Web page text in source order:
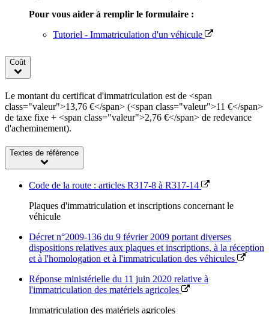
Pour vous aider à remplir le formulaire :
Tutoriel - Immatriculation d'un véhicule
Coût
Le montant du certificat d'immatriculation est de <span
class="valeur">13,76 €</span> (<span class="valeur">11 €</span>
de taxe fixe + <span class="valeur">2,76 €</span> de redevance
d'acheminement).
Textes de référence
Code de la route : articles R317-8 à R317-14
Plaques d'immatriculation et inscriptions concernant le
véhicule
Décret n°2009-136 du 9 février 2009 portant diverses
dispositions relatives aux plaques et inscriptions, à la réception
et à l'homologation et à l'immatriculation des véhicules
Réponse ministérielle du 11 juin 2020 relative à
l'immatriculation des matériels agricoles
Immatriculation des matériels agricoles